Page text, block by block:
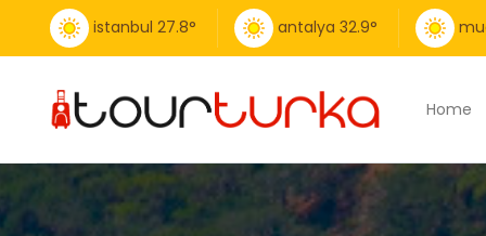
istanbul 27.8° antalya 32.9°
Home